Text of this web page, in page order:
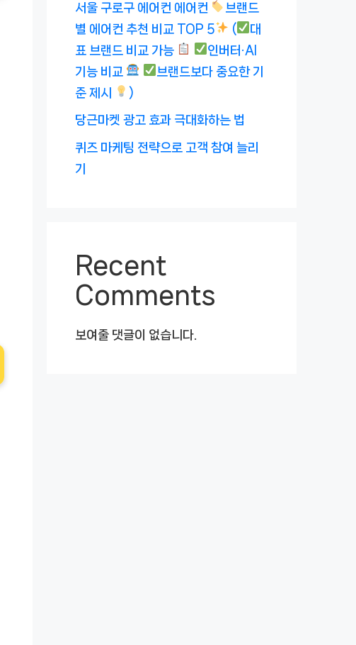
서울 구로구 에어컨 에어컨
브랜드
별 에어컨 추천 비교 TOP 5
(
대
표 브랜드 비교 가능
인버터·AI
기능 비교
브랜드보다 중요한 기
준 제시
)
당근마켓 광고 효과 극대화하는 법
퀴즈 마케팅 전략으로 고객 참여 늘리
기
Recent
Comments
보여줄 댓글이 없습니다.